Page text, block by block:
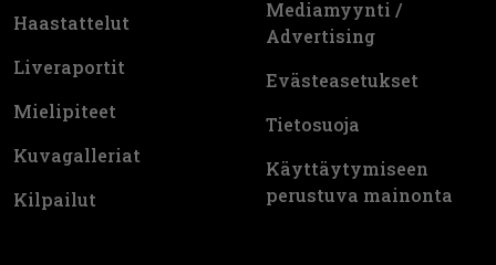
Haastattelut
Liveraportit
Mielipiteet
Kuvagalleriat
Kilpailut
Mediamyynti /
Advertising
Evästeasetukset
Tietosuoja
Käyttäytymiseen
perustuva mainonta